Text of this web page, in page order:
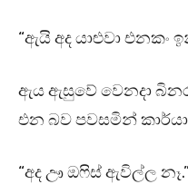
“ඇයි අද යාළුවා එනකං
ඇය ඇසුවේ වෙනදා
එන බව පවසමින්
“අද ඌ ඔෆිස් ඇවිල්ල